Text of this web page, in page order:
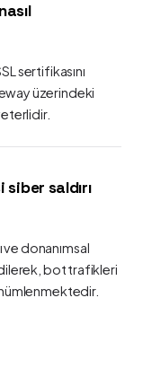
sertifikasını
üzerindeki
saldırı
ve donanımsal
bot trafikleri